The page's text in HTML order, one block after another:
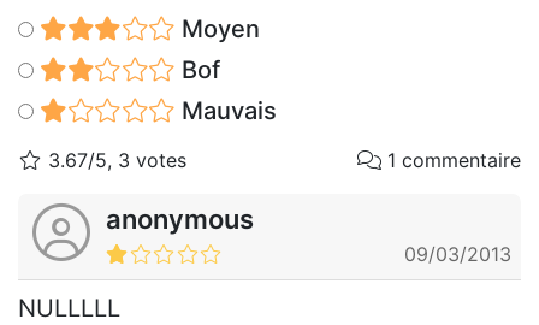
Moyen
Bof
Mauvais
3.67/5, 3 votes 1 commentaire
anonymous
09/03/2013
NULLLLL